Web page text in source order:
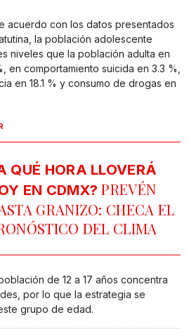
acuerdo con los datos presentados
la población adolescente
niveles que la población adulta en
en comportamiento suicida en 3.3 %,
en 18.1 % y consumo de drogas en
QUÉ HORA LLOVERÁ
EN CDMX? PREVÉN
GRANIZO: CHECA EL
DEL CLIMA
de 12 a 17 años concentra
por lo que la estrategia se
grupo de edad.